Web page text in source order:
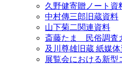
久野健寄贈ノート資
中村傳三郎旧蔵資料
山下菊二関連資料
斎藤たま 民俗調査
及川尊雄旧蔵 紙媒
展覧会における新型